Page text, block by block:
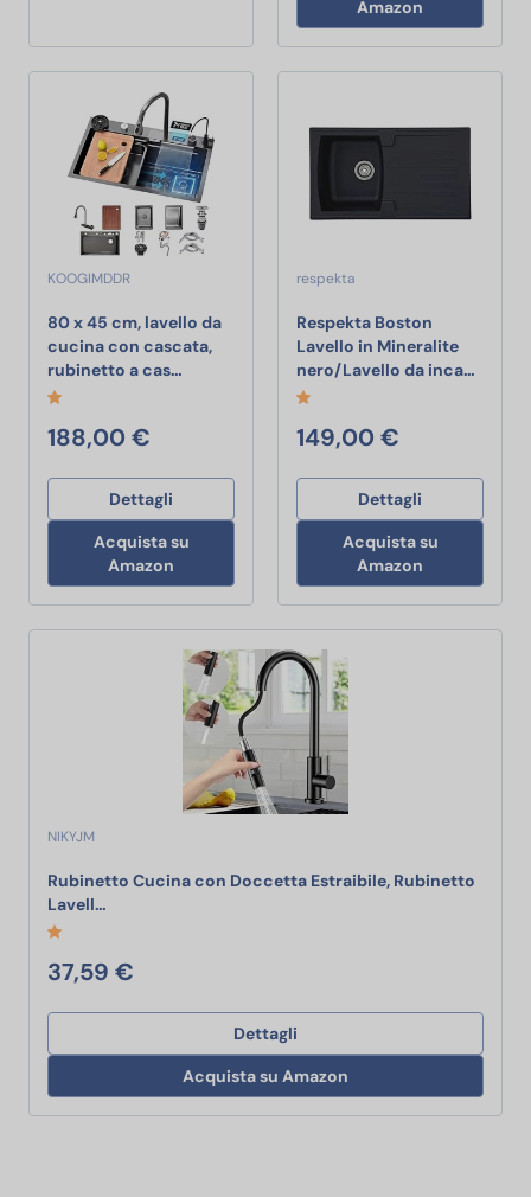
Amazon
KOOGIMDDR
80 x 45 cm, lavello da
cucina con cascata,
rubinetto a cas… 80 x 45 cm, lavello da cucina con
188,00 €
Dettagli
Acquista su
Amazon
respekta
Respekta Boston
Lavello in Mineralite
nero/Lavello da inca…
149,00 €
Dettagli
Acquista su
Amazon
NIKYJM
Rubinetto Cucina con Doccetta Estraibile, Rubinetto
Lavell…
37,59 €
Dettagli
Acquista su Amazon